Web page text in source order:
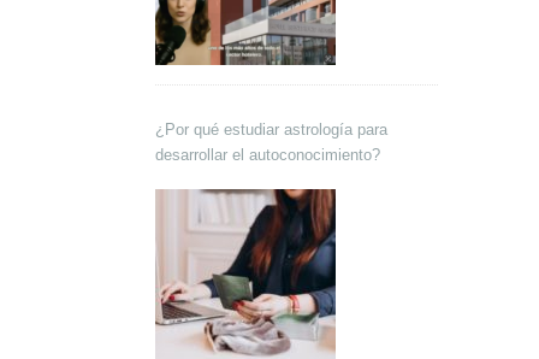
¿Por qué estudiar astrología para
desarrollar el autoconocimiento?